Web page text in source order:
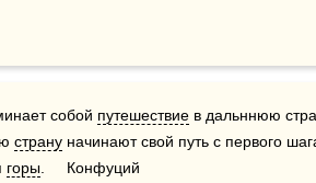
собой путешествие в дальннюю
страну начинают свой путь с первого
горы .     Конфуций